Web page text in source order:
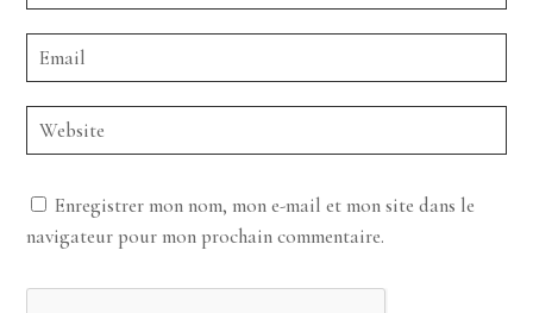
Enregistrer mon nom, mon e-mail et mon site dans le
navigateur pour mon prochain commentaire.